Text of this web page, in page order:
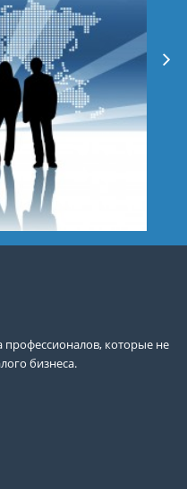
профессионалов, которые не
бизнеса.